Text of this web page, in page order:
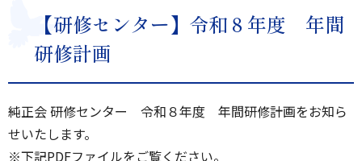
【研修センター】令和８年度 年間
研修計画
純正会 研修センター 令和８年度 年間研修計画をお知ら
せいたします。
※下記PDFファイルをご覧ください。